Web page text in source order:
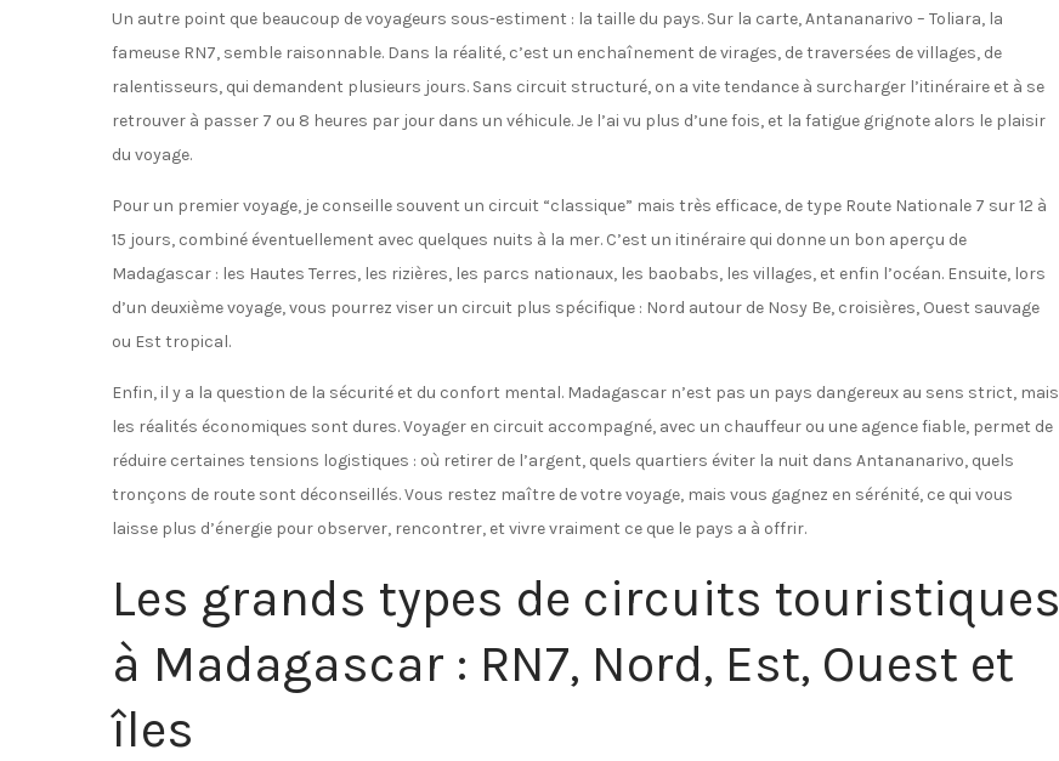
Un autre point que beaucoup de voyageurs sous-estiment : la taille du pays. Sur la carte, Antananarivo – Toliara, la
fameuse RN7, semble raisonnable. Dans la réalité, c’est un enchaînement de virages, de traversées de villages, de
ralentisseurs, qui demandent plusieurs jours. Sans circuit structuré, on a vite tendance à surcharger l’itinéraire et à se
retrouver à passer 7 ou 8 heures par jour dans un véhicule. Je l’ai vu plus d’une fois, et la fatigue grignote alors le plaisir
du voyage.
Pour un premier voyage, je conseille souvent un circuit “classique” mais très efficace, de type Route Nationale 7 sur 12 à
15 jours, combiné éventuellement avec quelques nuits à la mer. C’est un itinéraire qui donne un bon aperçu de
Madagascar : les Hautes Terres, les rizières, les parcs nationaux, les baobabs, les villages, et enfin l’océan. Ensuite, lors
d’un deuxième voyage, vous pourrez viser un circuit plus spécifique : Nord autour de Nosy Be, croisières, Ouest sauvage
ou Est tropical.
Enfin, il y a la question de la sécurité et du confort mental. Madagascar n’est pas un pays dangereux au sens strict, mais
les réalités économiques sont dures. Voyager en circuit accompagné, avec un chauffeur ou une agence fiable, permet de
réduire certaines tensions logistiques : où retirer de l’argent, quels quartiers éviter la nuit dans Antananarivo, quels
tronçons de route sont déconseillés. Vous restez maître de votre voyage, mais vous gagnez en sérénité, ce qui vous
laisse plus d’énergie pour observer, rencontrer, et vivre vraiment ce que le pays a à offrir.
Les grands types de circuits touristiques
à Madagascar : RN7, Nord, Est, Ouest et
îles